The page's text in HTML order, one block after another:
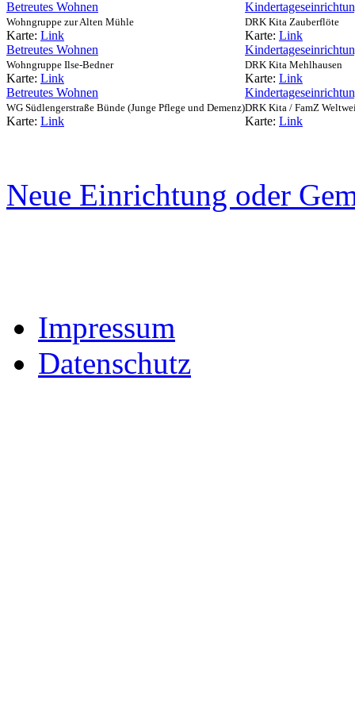
Betreutes Wohnen
Wohngruppe zur Alten Mühle
Karte: Link
DRK Kita Zauberflöte
Karte: Link
Betreutes Wohnen
Wohngruppe Ilse-Bedner
Karte: Link
DRK Kita Mehlhausen
Karte: Link
Betreutes Wohnen
WG Südlengerstraße Bünde (Junge Pflege und Demenz)
Karte: Link
DRK Kita / FamZ
Karte: Link
Neue Einrichtung oder
Impressum
Datenschutz